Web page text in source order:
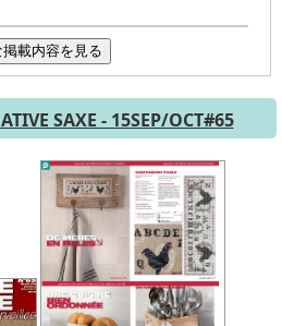
掲載内容を見る
SAXE - 15SEP/OCT#65